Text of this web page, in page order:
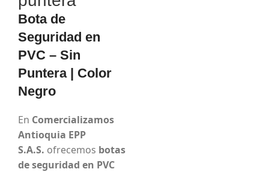
Bota de
Seguridad en
PVC – Sin
Puntera | Color
Negro
En Comercializamos
Antioquia EPP
S.A.S. ofrecemos botas
de seguridad en PVC